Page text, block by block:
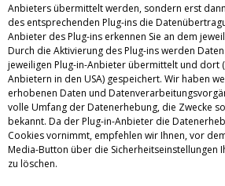
Anbieters übermittelt werden, sondern erst
des entsprechenden Plug-ins die
Anbieter des Plug-ins erkennen Sie an dem
Durch die Aktivierung des Plug-ins werden
jeweiligen Plug-in-Anbieter übermittelt und dort
Anbietern in den USA) gespeichert. Wir haben
erhobenen Daten und
volle Umfang der Datenerhebung, die Zwecke
bekannt. Da der Plug-in-Anbieter die
Cookies vornimmt, empfehlen wir Ihnen, vor
Media-Button über die Sicherheitseinstellungen
zu löschen.